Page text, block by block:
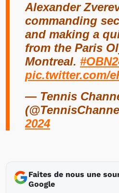
Alexander
commanding
and making a
from the Paris
Montreal.
pic.twitter.com/
— Tennis
2024
Faites de nous une
Google